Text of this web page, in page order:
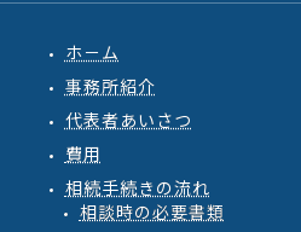
ホ－ム
事務所紹介
代表者あいさつ
費用
相続手続きの流れ
相談時の必要書類